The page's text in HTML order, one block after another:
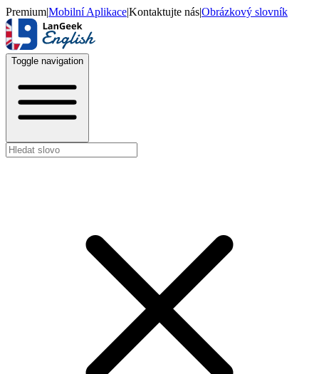
Premium|Mobilní Aplikace|Kontaktujte nás|Obrázkový slovník
Toggle navigation